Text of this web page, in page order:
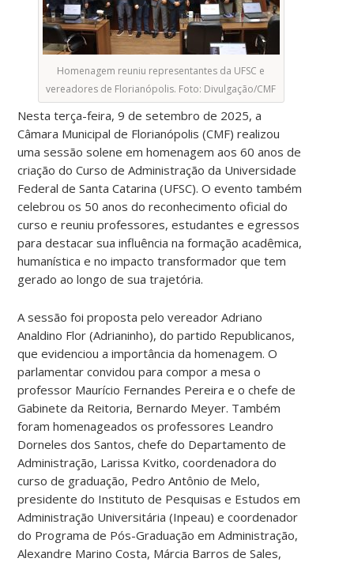
Homenagem reuniu representantes da UFSC e
vereadores de Florianópolis. Foto: Divulgação/CMF
Nesta terça-feira, 9 de setembro de 2025, a
Câmara Municipal de Florianópolis (CMF) realizou
uma sessão solene em homenagem aos 60 anos de
criação do Curso de Administração da Universidade
Federal de Santa Catarina (UFSC). O evento também
celebrou os 50 anos do reconhecimento oficial do
curso e reuniu professores, estudantes e egressos
para destacar sua influência na formação acadêmica,
humanística e no impacto transformador que tem
gerado ao longo de sua trajetória.
A sessão foi proposta pelo vereador Adriano
Analdino Flor (Adrianinho), do partido Republicanos,
que evidenciou a importância da homenagem. O
parlamentar convidou para compor a mesa o
professor Maurício Fernandes Pereira e o chefe de
Gabinete da Reitoria, Bernardo Meyer. Também
foram homenageados os professores Leandro
Dorneles dos Santos, chefe do Departamento de
Administração, Larissa Kvitko, coordenadora do
curso de graduação, Pedro Antônio de Melo,
presidente do Instituto de Pesquisas e Estudos em
Administração Universitária (Inpeau) e coordenador
do Programa de Pós-Graduação em Administração,
Alexandre Marino Costa, Márcia Barros de Sales,